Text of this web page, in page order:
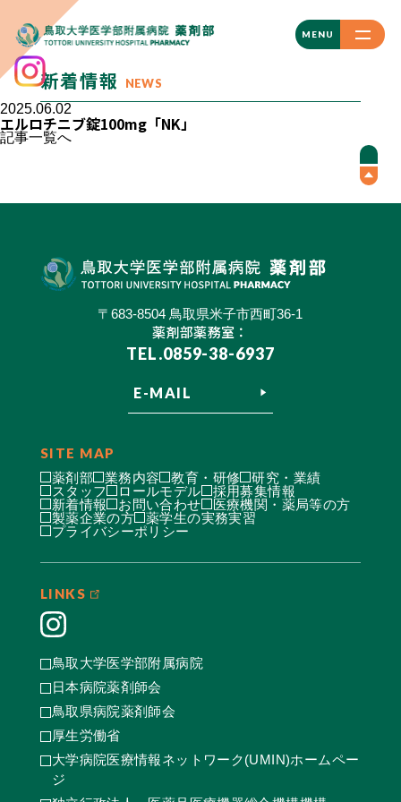
MENU
CLOSE
新着情報 NEWS
2025.06.02
エルロチニブ錠100mg「NK」
記事一覧へ
〒683-8504 鳥取県米子市西町36-1
薬剤部薬務室：
TEL.0859-38-6937
E-MAIL
SITE MAP
薬剤部 業務内容 教育・研修
研究・業績
スタッフ
ロールモデル
採用募集情報
新着情報
お問い合わせ
医療機関・薬局等の方
製薬企業の方
薬学生の実務実習
プライバシーポリシー
LINKS
鳥取大学医学部附属病院
日本病院薬剤師会
鳥取県病院薬剤師会
厚生労働省
大学病院医療情報ネットワーク(UMIN)ホームペー
ジ